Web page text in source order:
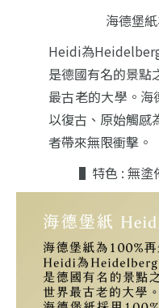
海德堡
Heidi為
是德國有名的景點
最古老的大學。
以復古、原始觸感
者帶來無限衝擊。
▌特色 : 無塗